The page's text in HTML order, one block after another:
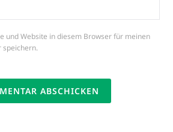
und Website in diesem Browser für meinen
speichern.